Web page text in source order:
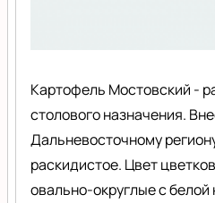
Картофель Мостовский -
столового назначения.
Дальневосточному
раскидистое. Цвет
овально-округлые с